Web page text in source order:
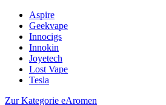
Aspire
Geekvape
Innocigs
Innokin
Joyetech
Lost Vape
Tesla
Zur Kategorie eAromen